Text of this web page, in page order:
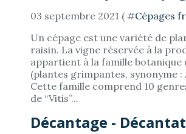
03 septembre 2021 ( #Cépages
Un cépage est une variété de
raisin. La vigne réservée à la
appartient à la famille botanique
(plantes grimpantes, synonyme :
Cette famille comprend 10
de “Vitis”...
Décantage -